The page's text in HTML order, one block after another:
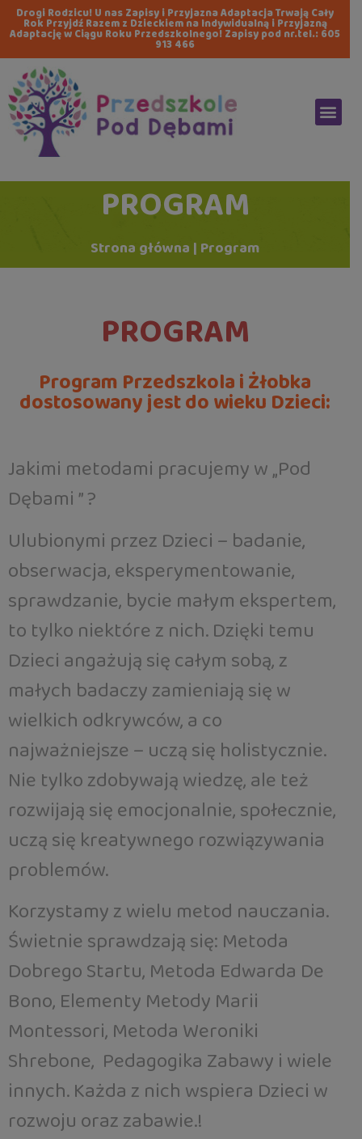
Drogi Rodzicu! U nas Zapisy i Przyjazna Adaptacja Trwają Cały
Rok Przyjdź Razem z Dzieckiem na Indywidualną i Przyjazną
Adaptację w Ciągu Roku Przedszkolnego! Zapisy pod nr.tel.: 605
913 466
PROGRAM
Strona główna | Program
PROGRAM
Program Przedszkola i Żłobka
dostosowany jest do wieku Dzieci:
Jakimi metodami pracujemy w „Pod
Dębami ” ?
Ulubionymi przez Dzieci – badanie,
obserwacja, eksperymentowanie,
sprawdzanie, bycie małym ekspertem,
to tylko niektóre z nich. Dzięki temu
Dzieci angażują się całym sobą, z
małych badaczy zamieniają się w
wielkich odkrywców, a co
najważniejsze – uczą się holistycznie.
Nie tylko zdobywają wiedzę, ale też
rozwijają się emocjonalnie, społecznie,
uczą się kreatywnego rozwiązywania
problemów.
Korzystamy z wielu metod nauczania.
Świetnie sprawdzają się: Metoda
Dobrego Startu, Metoda Edwarda De
Bono, Elementy Metody Marii
Montessori, Metoda Weroniki
Shrebone, Pedagogika Zabawy i wiele
innych. Każda z nich wspiera Dzieci w
rozwoju oraz zabawie.!